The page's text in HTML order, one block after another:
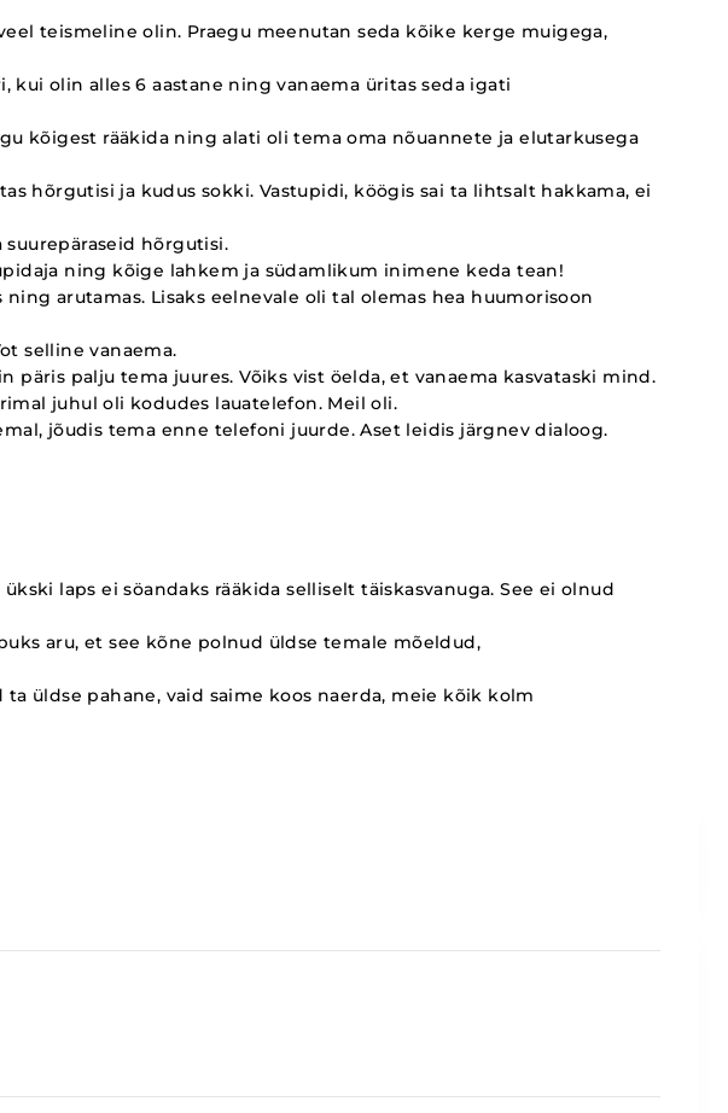
teismeline olin. Praegu meenutan seda kõike kerge muigega,
kui olin alles 6 aastane ning vanaema üritas seda igati
kõigest rääkida ning alati oli tema oma nõuannete ja elutarkusega
hõrgutisi ja kudus sokki. Vastupidi, köögis sai ta lihtsalt hakkama, ei
hõrgutisi.
ning kõige lahkem ja südamlikum inimene keda tean!
arutamas. Lisaks eelnevale oli tal olemas hea huumorisoon
selline vanaema.
palju tema juures. Võiks vist öelda, et vanaema kasvataski mind.
juhul oli kodudes lauatelefon. Meil oli.
jõudis tema enne telefoni juurde. Aset leidis järgnev dialoog.
laps ei söandaks rääkida selliselt täiskasvanuga. See ei olnud
aru, et see kõne polnud üldse temale mõeldud,
üldse pahane, vaid saime koos naerda, meie kõik kolm